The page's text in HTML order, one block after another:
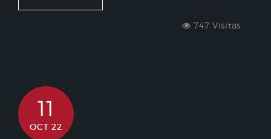
747 Visitas
11
OCT 22